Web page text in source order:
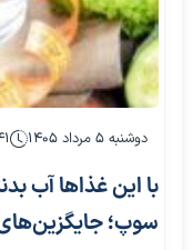
دوشنبه ۵ مرداد ۱۴۰۵
با این غذاها آب
سوپ؛